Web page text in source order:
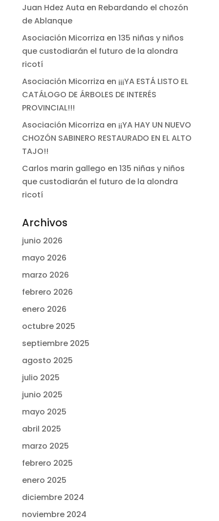
Juan Hdez Auta en Rebardando el chozón
de Ablanque
Asociación Micorriza en 135 niñas y niños
que custodiarán el futuro de la alondra
ricotí
Asociación Micorriza en ¡¡¡YA ESTÁ LISTO EL
CATÁLOGO DE ÁRBOLES DE INTERÉS
PROVINCIAL!!!
Asociación Micorriza en ¡¡YA HAY UN NUEVO
CHOZÓN SABINERO RESTAURADO EN EL ALTO
TAJO!!
Carlos marin gallego en 135 niñas y niños
que custodiarán el futuro de la alondra
ricotí
Archivos
junio 2026
mayo 2026
marzo 2026
febrero 2026
enero 2026
octubre 2025
septiembre 2025
agosto 2025
julio 2025
junio 2025
mayo 2025
abril 2025
marzo 2025
febrero 2025
enero 2025
diciembre 2024
noviembre 2024